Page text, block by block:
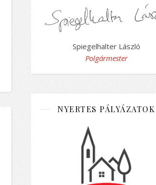
Spiegelhalter László
Polgármester
NYERTES PÁLYÁZATOK